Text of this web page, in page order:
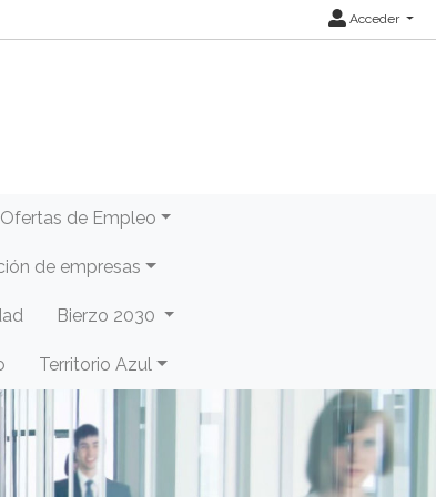
Acceder
Ofertas de Empleo
de empresas
Bierzo 2030
Territorio Azul